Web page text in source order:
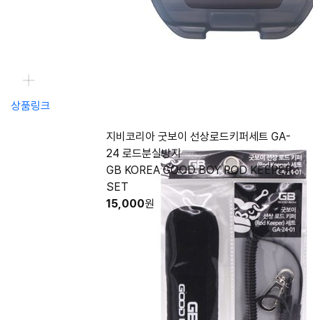
상품링크
지비코리아 굿보이 선상로드키퍼세트 GA-
24 로드분실방지
GB KOREA GOOD BOY ROD KEEPER
SET
15,000원